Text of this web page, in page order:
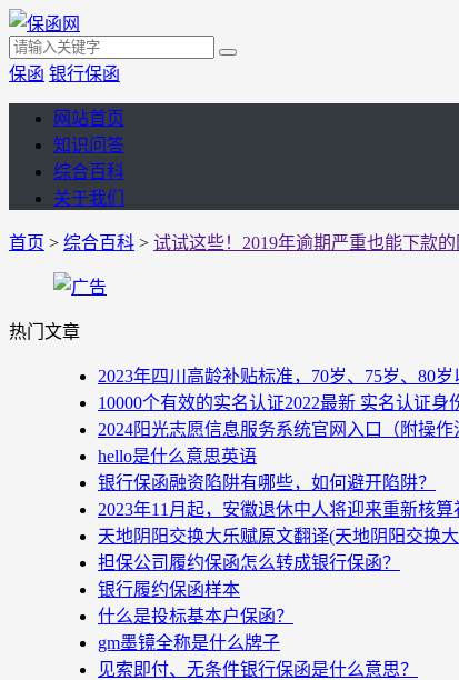
保函 银行保函
网站首页
知识问答
综合百科
关于我们
首页 > 综合百科 > 试试这些！2019年逾期严重也能下款的
热门文章
2023年四川高龄补贴标准，70岁、75岁、80
10000个有效的实名认证2022最新 实名认证身
2024阳光志愿信息服务系统官网入口（附操作
hello是什么意思英语
银行保函融资陷阱有哪些，如何避开陷阱？
2023年11月起，安徽退休中人将迎来重新核
天地阴阳交换大乐赋原文翻译(天地阴阳交换
担保公司履约保函怎么转成银行保函？
银行履约保函样本
什么是投标基本户保函？
gm墨镜全称是什么牌子
见索即付、无条件银行保函是什么意思？